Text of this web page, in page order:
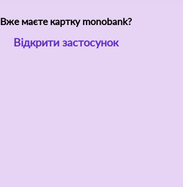
Вже маєте картку monobank?
Відкрити застосунок